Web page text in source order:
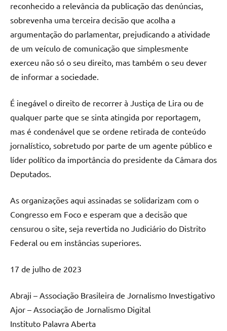
reconhecido a relevância da publicação das denúncias,
sobrevenha uma terceira decisão que acolha a
argumentação do parlamentar, prejudicando a atividade
de um veículo de comunicação que simplesmente
exerceu não só o seu direito, mas também o seu dever
de informar a sociedade.
É inegável o direito de recorrer à Justiça de Lira ou de
qualquer parte que se sinta atingida por reportagem,
mas é condenável que se ordene retirada de conteúdo
jornalístico, sobretudo por parte de um agente público e
líder político da importância do presidente da Câmara dos
Deputados.
As organizações aqui assinadas se solidarizam com o
Congresso em Foco e esperam que a decisão que
censurou o site, seja revertida no Judiciário do Distrito
Federal ou em instâncias superiores.
17 de julho de 2023
Abraji – Associação Brasileira de Jornalismo Investigativo
Ajor – Associação de Jornalismo Digital
Instituto Palavra Aberta